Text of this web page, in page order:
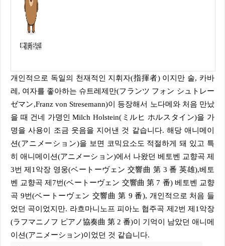
개인적으로 독일의 천재적인 지휘자(指揮者) 이지만 술, 카바
레, 여자를 좋아하는 슈트레제만(フランツ フォン シュトレー
ゼマン,Franz von Stresemann)이 등장해서 노다메와 처음 만났
을 때 건네 가명인 Milch Holstein(ミルヒ ホルスタイン)을 가
명을 사용이 조금 웃음을 지어낸 것 같습니다. 해당 애니메이
션(アニメーション)을 보면 코믹요소도 적절하게 돼 있고 특
히 애니메이션(アニメーション)에서 나왔던 베토벤 교향곡 제
3번 제1악장 영웅(ベートーヴェン 交響曲 第 3 番 英雄),베토
벤 교향곡 제7번(ベートーヴェン 交響曲 第 7 番) 베토벤 교향
곡 9번(ベートーヴェン 交響曲 第 9 番), 개인적으로 처음 들
었던 곡이었지만. 라흐마니노프 피아노 협주곡 제2번 제1악장
(ラフマニノフ ピアノ協奏曲 第 2 番)이 기억이 남았던 애니메
이션(アニメーション)이었던 것 같습니다.